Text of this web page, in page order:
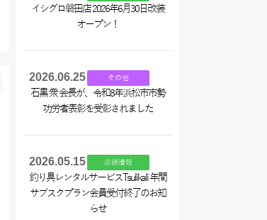
イシグロ磐田店 2026年6月30日改装
オープン！
2026.06.25 その他
石黒 衆 会長が、令和8年浜松市市勢
功労者表彰を受彰されました
2026.05.15 店舗情報
釣り具レンタルサービスTsulikali 年間
サブスクプラン会員受付終了のお知
らせ